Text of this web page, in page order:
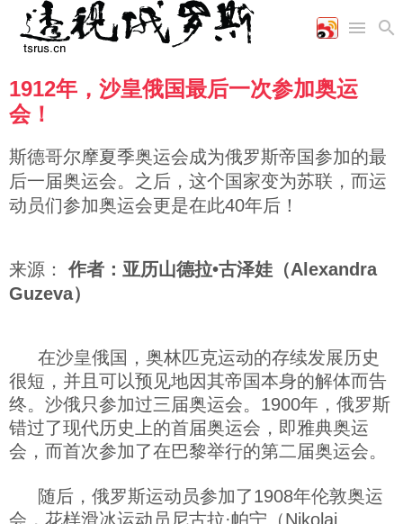
首页
国际
时政
军事
空军
海军
陆军
军事合作
经济
财经
商业
工业
能源
农业
科技
社会
文艺
教育
美食
娱乐
图片新闻
高清图片
漫画
视频
图表
1912年，沙皇俄国最后一次参加奥运
会！
斯德哥尔摩夏季奥运会成为俄罗斯帝国参加的最
后一届奥运会。之后，这个国家变为苏联，而运
动员们参加奥运会更是在此40年后！
来源： 作者：亚历山德拉•古泽娃（Alexandra
Guzeva）
在沙皇俄国，奥林匹克运动的存续发展历史
很短，并且可以预见地因其帝国本身的解体而告
终。沙俄只参加过三届奥运会。1900年，俄罗斯
错过了现代历史上的首届奥运会，即雅典奥运
会，而首次参加了在巴黎举行的第二届奥运会。
随后，俄罗斯运动员参加了1908年伦敦奥运
会，花样滑冰运动员尼古拉·帕宁（Nikolai